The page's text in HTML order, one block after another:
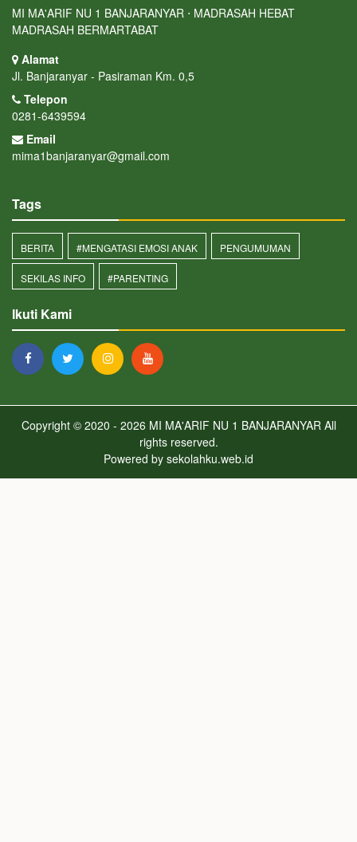
MI MA'ARIF NU 1 BANJARANYAR ⋅ MADRASAH HEBAT
MADRASAH BERMARTABAT
Alamat
Jl. Banjaranyar - Pasiraman Km. 0,5
Telepon
0281-6439594
Email
mima1banjaranyar@gmail.com
Tags
BERITA #MENGATASI EMOSI ANAK PENGUMUMAN
SEKILAS INFO #PARENTING
Ikuti Kami
Copyright © 2020 - 2026 MI MA'ARIF NU 1 BANJARANYAR All
rights reserved.
Powered by sekolahku.web.id